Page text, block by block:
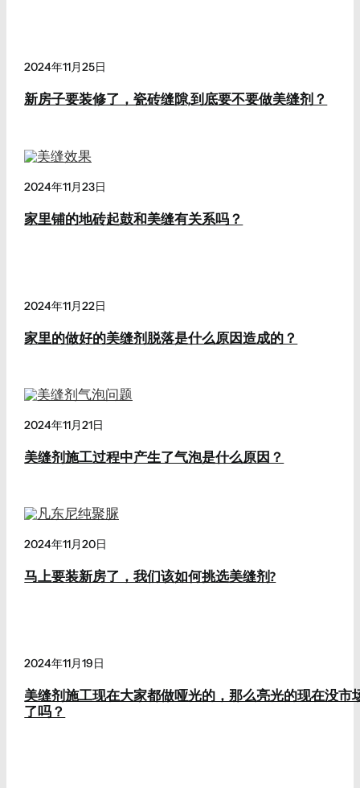
2024年11月25日
新房子要装修了，瓷砖缝隙,到底要不要做美缝剂？
2024年11月23日
家里铺的地砖起鼓和美缝有关系吗？
2024年11月22日
家里的做好的美缝剂脱落是什么原因造成的？
2024年11月21日
美缝剂施工过程中产生了气泡是什么原因？
2024年11月20日
马上要装新房了，我们该如何挑选美缝剂?
2024年11月19日
美缝剂施工现在大家都做哑光的，那么亮光的现在没市
了吗？